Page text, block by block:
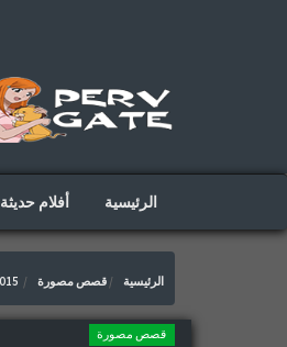
الرئيسية أفلام حديثة
الرئيسية قصص مصورة
قصص مصورة